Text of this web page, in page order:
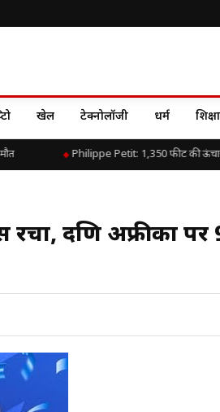
खेल टेक्नोलॉजी धर्म शिक्षा
Philippe Petit: 1,350 फीट की
दक्षिण अफ्रीका